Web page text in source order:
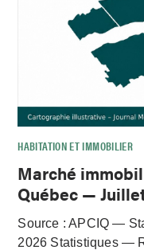
HABITATION ET IMMOBILIER
Marché
Québec —
Source : APCIQ —
2026 Statistiques —